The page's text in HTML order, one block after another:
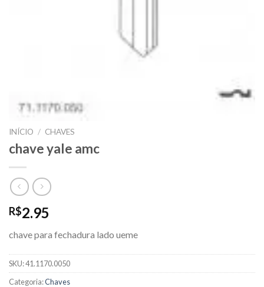
INÍCIO / CHAVES
chave yale amc
R$2.95
chave para fechadura lado ueme
SKU:41.1170.0050
Categoria:Chaves